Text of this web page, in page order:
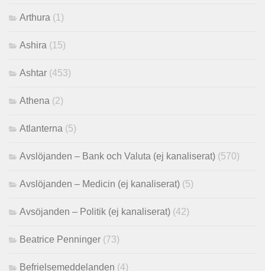
Arthura (1)
Ashira (15)
Ashtar (453)
Athena (2)
Atlanterna (5)
Avslöjanden – Bank och Valuta (ej kanaliserat) (570)
Avslöjanden – Medicin (ej kanaliserat) (5)
Avsöjanden – Politik (ej kanaliserat) (42)
Beatrice Penninger (73)
Befrielsemeddelanden (4)